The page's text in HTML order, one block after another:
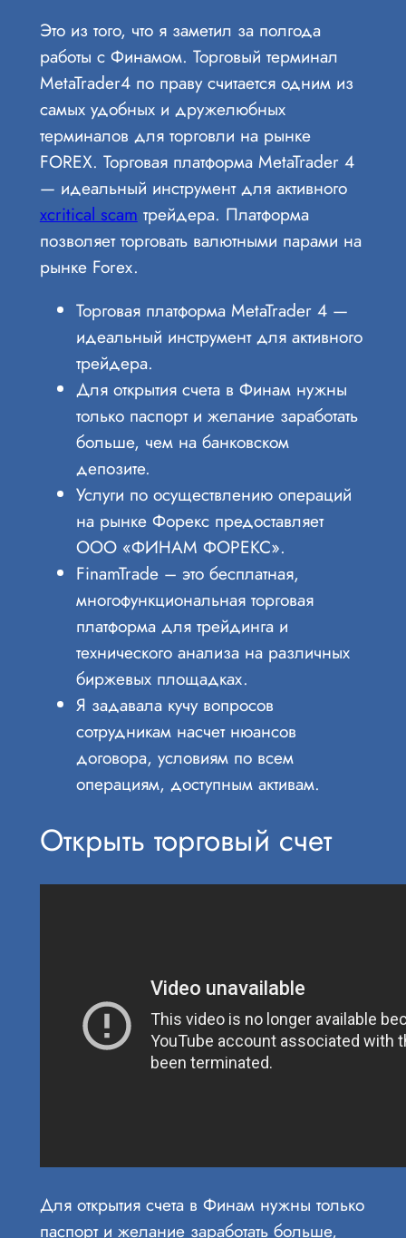
Это из того, что я заметил за полгода
работы с Финамом. Торговый терминал
MetaTrader4 по праву считается одним из
самых удобных и дружелюбных
терминалов для торговли на рынке
FOREX. Торговая платформа MetaTrader 4
— идеальный инструмент для активного
xcritical scam трейдера. Платформа
позволяет торговать валютными парами на
рынке Forex.
Торговая платформа MetaTrader 4 —
идеальный инструмент для активного
трейдера.
Для открытия счета в Финам нужны
только паспорт и желание заработать
больше, чем на банковском
депозите.
Услуги по осуществлению операций
на рынке Форекс предоставляет
ООО «ФИНАМ ФОРЕКС».
FinamTrade – это бесплатная,
многофункциональная торговая
платформа для трейдинга и
технического анализа на различных
биржевых площадках.
Я задавала кучу вопросов
сотрудникам насчет нюансов
договора, условиям по всем
операциям, доступным активам.
Открыть торговый счет
Для открытия счета в Финам нужны только
паспорт и желание заработать больше,